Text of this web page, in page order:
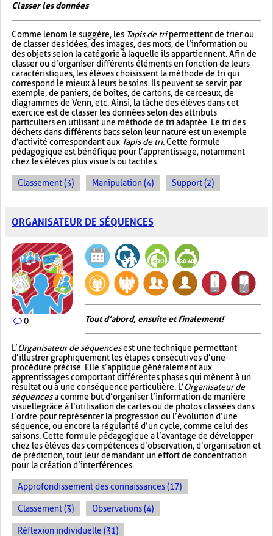
Classer les données
Comme le nom le suggère, les Tapis de tripermettent de trier ou
de classer des idées, des images, des mots, de l’information ou
des objets selon la catégorie à laquelle ils appartiennent. Afin de
classer ou d’organiser différents éléments en fonction de leurs
caractéristiques, les élèves choisissent la méthode de tri qui
correspond le mieux à leurs besoins. Ils peuvent se servir, par
exemple, de paniers, de boîtes, de cartons, de cerceaux, de
diagrammes de Venn, etc. Ainsi, la tâche des élèves dans cet
exercice est de classer les données selon des attributs
particuliers en utilisant une méthode de tri adaptée. Le tri des
déchets dans différents bacs selon leur nature est un exemple
d’activité correspondant aux Tapis de tri. Cette formule
pédagogique est bénéfique pour l’apprentissage, notamment
chez les élèves plus visuels ou tactiles.
Classement (3) Manipulation (4) Support (2)
ORGANISATEUR DE SÉQUENCES
0 Tout d’abord, ensuite et finalement!
L’Organisateur de séquencesest une technique permettant
d’illustrer graphiquement les étapes consécutives d’une
procédure précise. Elle s’applique généralement aux
apprentissages comportant différentes phases qui mènent à un
résultat ou à une conséquence particulière. L’Organisateur de
séquencesa comme but d’organiser l’information de manière
visuellegrâce à l’utilisation de cartes ou de photos classées dans
l’ordre pour représenter la progression ou l’évolution d’une
séquence, ou encore la régularité d’un cycle, comme celui des
saisons. Cette formule pédagogique a l’avantage de développer
chez les élèves des compétences d’observation, d’organisation et
de prédiction, tout leur demandant un effort de concentration
pour la création d’interférences.
Approfondissement des connaissances (17)
Classement (3) Observations (4)
Réflexion individuelle (31)